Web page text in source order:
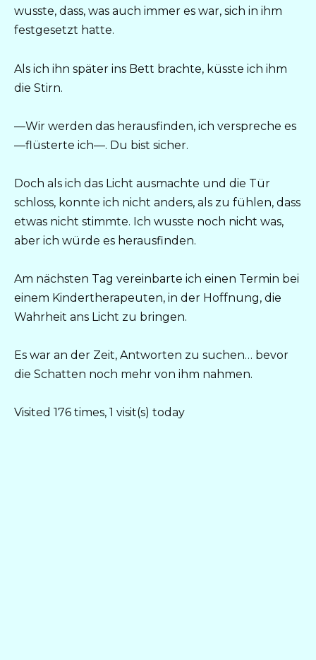
wusste, dass, was auch immer es war, sich in ihm
festgesetzt hatte.
Als ich ihn später ins Bett brachte, küsste ich ihm
die Stirn.
—Wir werden das herausfinden, ich verspreche es
—flüsterte ich—. Du bist sicher.
Doch als ich das Licht ausmachte und die Tür
schloss, konnte ich nicht anders, als zu fühlen, dass
etwas nicht stimmte. Ich wusste noch nicht was,
aber ich würde es herausfinden.
Am nächsten Tag vereinbarte ich einen Termin bei
einem Kindertherapeuten, in der Hoffnung, die
Wahrheit ans Licht zu bringen.
Es war an der Zeit, Antworten zu suchen… bevor
die Schatten noch mehr von ihm nahmen.
Visited 176 times, 1 visit(s) today